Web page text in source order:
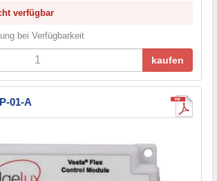
verfügbar
bei Verfügbarkeit
kaufen
01-A